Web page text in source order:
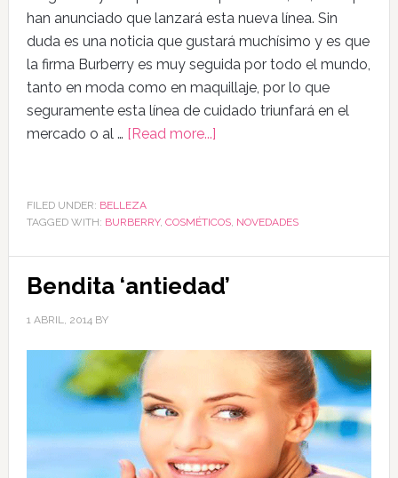
han anunciado que lanzará esta nueva línea. Sin
duda es una noticia que gustará muchísimo y es que
la firma Burberry es muy seguida por todo el mundo,
tanto en moda como en maquillaje, por lo que
seguramente esta línea de cuidado triunfará en el
mercado o al … [Read more...]
FILED UNDER: BELLEZA
TAGGED WITH: BURBERRY, COSMÉTICOS, NOVEDADES
Bendita ‘antiedad’
1 ABRIL, 2014BY